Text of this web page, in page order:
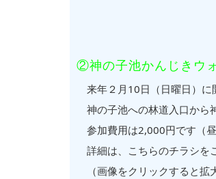
②神の子池かんじきウ
来年２月10日（日曜日）に
神の子池への林道入口から
参加費用は2,000円です（
詳細は、こちらのチラシを
（画像をクリックすると拡